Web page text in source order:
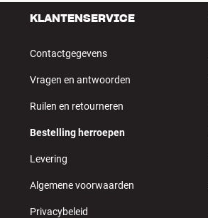
KLANTENSERVICE
Contactgegevens
Vragen en antwoorden
Ruilen en retourneren
Bestelling herroepen
Levering
Algemene voorwaarden
Privacybeleid